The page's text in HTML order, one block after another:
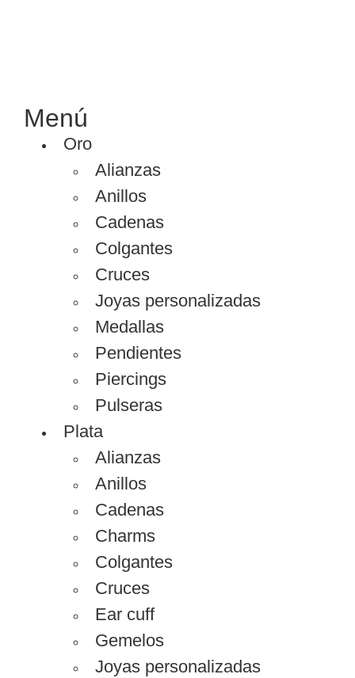
Menú
Oro
Alianzas
Anillos
Cadenas
Colgantes
Cruces
Joyas personalizadas
Medallas
Pendientes
Piercings
Pulseras
Plata
Alianzas
Anillos
Cadenas
Charms
Colgantes
Cruces
Ear cuff
Gemelos
Joyas personalizadas